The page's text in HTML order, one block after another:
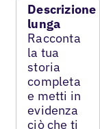
Descrizione
lunga
Racconta
la tua
storia
completa
e metti in
evidenza
ciò che ti